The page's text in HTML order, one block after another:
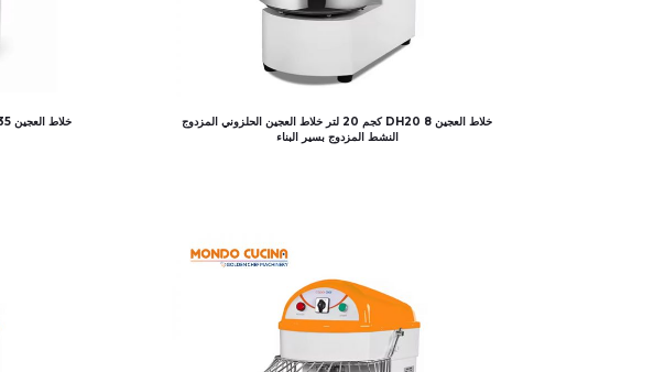
خلاط العجين DH20 8 كجم 20 لتر خلاط العجين الحلزوني المزدوج
النشط المزدوج بسير البناء